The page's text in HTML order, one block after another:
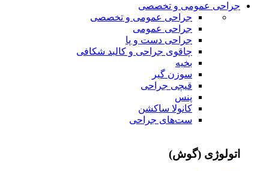
جراحی عمومی و تخصصی
جراحی عمومی و تخصصی
جراحی عمومی
جراحی دست و پا
چاقوی جراحی و کالبد شکافی
بخیه
سوزن‌ گیر
قیچی‌ جراحی
پنس
کانولا ساکشن
ست‌های جراحی
اتولوژی (گوش)